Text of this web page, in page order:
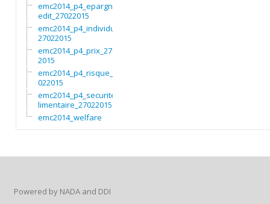
emc2014_p4_epargnecr
edit_27022015
emc2014_p4_individu_
27022015
emc2014_p4_prix_2702
2015
emc2014_p4_risque_27
022015
emc2014_p4_securitea
limentaire_27022015
emc2014_welfare
Powered by NADA and DDI